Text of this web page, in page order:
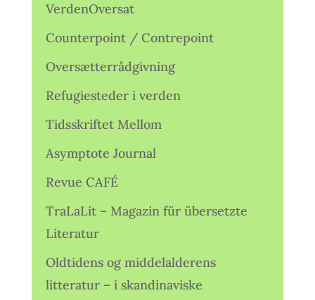
VerdenOversat
Counterpoint / Contrepoint
Oversætterrådgivning
Refugiesteder i verden
Tidsskriftet Mellom
Asymptote Journal
Revue CAFÉ
TraLaLit – Magazin für übersetzte
Literatur
Oldtidens og middelalderens
litteratur – i skandinaviske